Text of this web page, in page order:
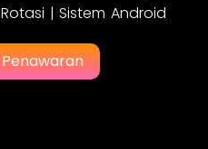
| Sistem Android